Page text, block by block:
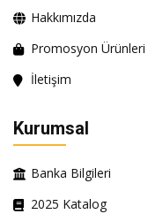
Hakkımızda
Promosyon Ürünleri
İletişim
Kurumsal
Banka Bilgileri
2025 Katalog